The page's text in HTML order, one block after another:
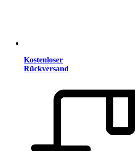
Kostenloser
Rückversand